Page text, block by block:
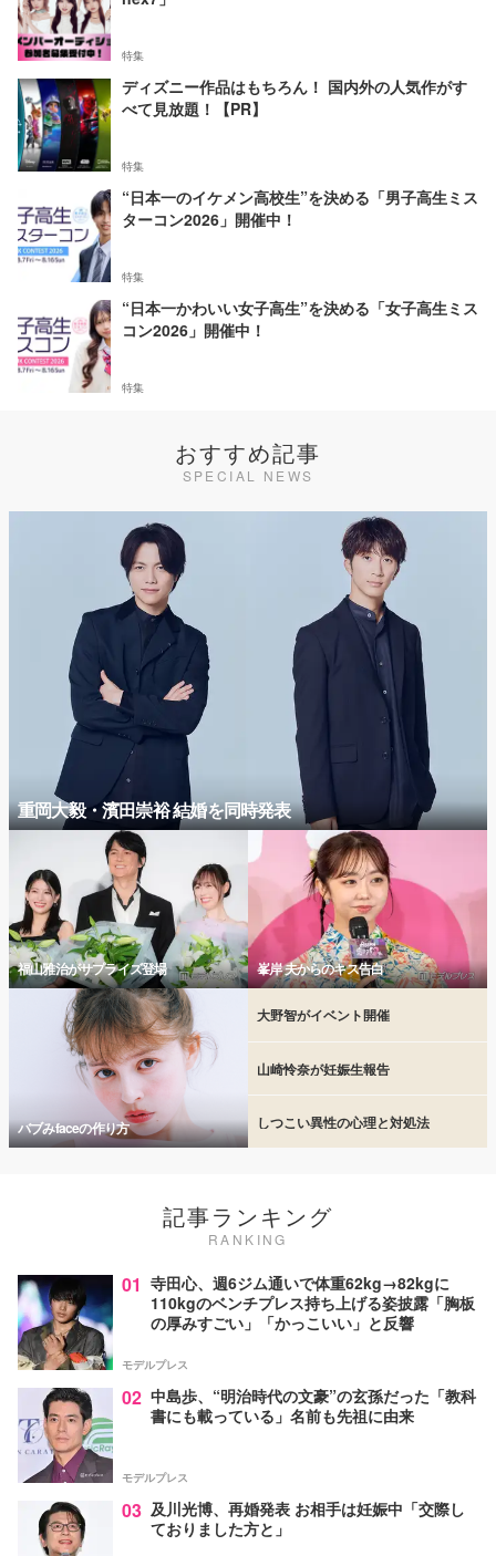
特集
ディズニー作品はもちろん！ 国内外の人気作がす
べて見放題！【PR】
特集
“日本一のイケメン高校生”を決める「男子高生ミス
ターコン2026」開催中！
特集
“日本一かわいい女子高生”を決める「女子高生ミス
コン2026」開催中！
特集
おすすめ記事
SPECIAL NEWS
重岡大毅・濱田崇裕 結婚を同時発表
福山雅治がサプライズ登場 峯岸 夫からのキス告白
バブみfaceの作り方
大野智がイベント開催
山崎怜奈が妊娠生報告
しつこい異性の心理と対処法
記事ランキング
RANKING
01 寺田心、週6ジム通いで体重62kg→82kgに
110kgのベンチプレス持ち上げる姿披露「胸板
の厚みすごい」「かっこいい」と反響
モデルプレス
02 中島歩、“明治時代の文豪”の玄孫だった「教科
書にも載っている」名前も先祖に由来
モデルプレス
03 及川光博、再婚発表 お相手は妊娠中「交際し
ておりました方と」